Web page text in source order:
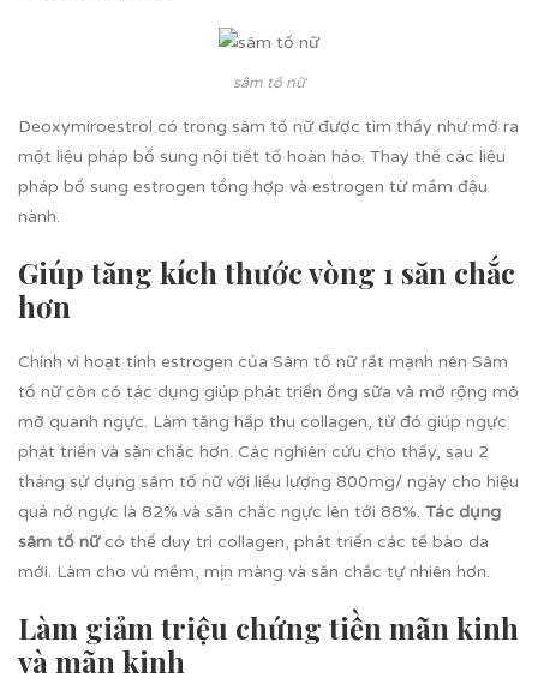
sâm tố nữ
Deoxymiroestrol có trong sâm tố nữ được tìm thấy như mở ra
một liệu pháp bổ sung nội tiết tố hoàn hảo. Thay thế các liệu
pháp bổ sung estrogen tổng hợp và estrogen từ mầm đậu
nành.
Giúp tăng kích thước vòng 1 săn chắc
hơn
Chính vì hoạt tính estrogen của Sâm tố nữ rất mạnh nên Sâm
tố nữ còn có tác dụng giúp phát triển ống sữa và mở rộng mô
mỡ quanh ngực. Làm tăng hấp thu collagen, từ đó giúp ngực
phát triển và săn chắc hơn. Các nghiên cứu cho thấy, sau 2
tháng sử dụng sâm tố nữ với liều lượng 800mg/ ngày cho hiệu
quả nở ngực là 82% và săn chắc ngực lên tới 88%. Tác dụng
sâm tố nữcó thể duy trì collagen, phát triển các tế bào da
mới. Làm cho vú mềm, mịn màng và săn chắc tự nhiên hơn.
Làm giảm triệu chứng tiền mãn kinh
và mãn kinh